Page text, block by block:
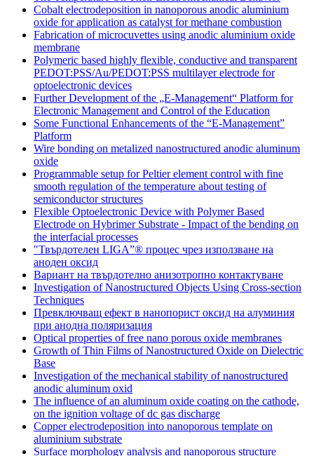
Cobalt electrodeposition in nanoporous anodic aluminium
oxide for application as catalyst for methane combustion
Fabrication of microcuvettes using anodic aluminium oxide
membrane
Polymeric based highly flexible, conductive and transparent
PEDOT:PSS/Au/PEDOT:PSS multilayer electrode for
optoelectronic devices
Further Development of the „E-Management“ Platform for
Electronic Management and Control of the Education
Some Functional Enhancements of the “E-Management”
Platform
Wire bonding on metalized nanostructured anodic aluminum
oxide
Programmable setup for Peltier element control with fine
smooth regulation of the temperature about testing of
semiconductor structures
Flexible Optoelectronic Device with Polymer Based
Electrode on Hybrimer Substrate - Impact of the bending on
the interfacial processes
"Твърдотелен LIGA”® процес чрез използване на
аноден оксид
Вариант на твърдотелно анизотропно контактуване
Investigation of Nanostructured Objects Using Cross-section
Techniques
Превключващ ефект в нанопорист оксид на алуминия
при анодна поляризация
Optical properties of free nano porous oxide membranes
Growth of Thin Films of Nanostructured Oxide on Dielectric
Base
Investigation of the mechanical stability of nanostructured
anodic aluminum oxid
The influence of an aluminum oxide coating on the cathode,
on the ignition voltage of dc gas discharge
Copper electrodeposition into nanoporous template on
aluminium substrate
Surface morphology analysis and nanoporous structure